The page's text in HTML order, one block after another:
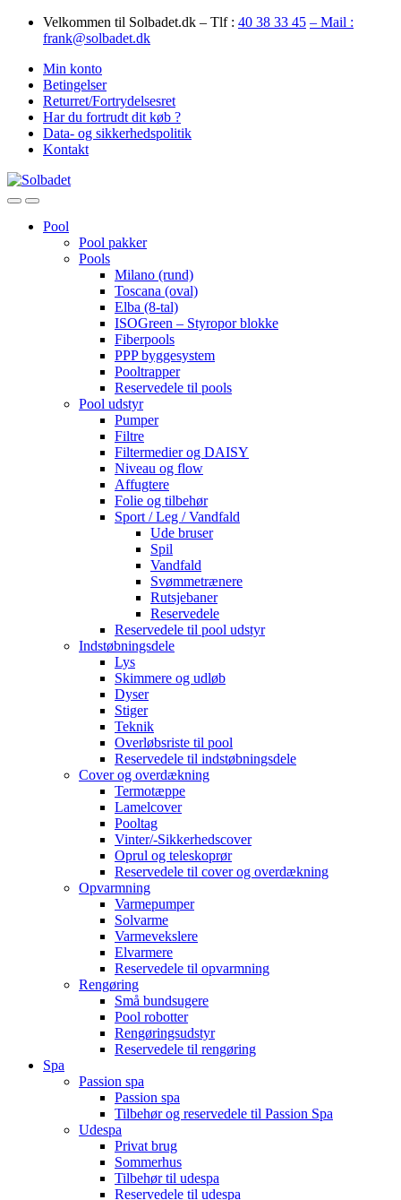
Skip
Skip
Velkommen til Solbadet.dk – Tlf : 40 38 33 45 – Mail :
frank@solbadet.dk
Min konto
Betingelser
Returret/Fortrydelsesret
Har du fortrudt dit køb ?
Data- og sikkerhedspolitik
Kontakt
OpenClose
Pool
Pool pakker
Pools
Milano (rund)
Toscana (oval)
Elba (8-tal)
ISOGreen – Styropor blokke
Fiberpools
PPP byggesystem
Pooltrapper
Reservedele til pools
Pool udstyr
Pumper
Filtre
Filtermedier og DAISY
Niveau og flow
Affugtere
Folie og tilbehør
Sport / Leg / Vandfald
Ude bruser
Spil
Vandfald
Svømmetrænere
Rutsjebaner
Reservedele
Reservedele til pool udstyr
Indstøbningsdele
Lys
Skimmere og udløb
Dyser
Stiger
Teknik
Overløbsriste til pool
Reservedele til indstøbningsdele
Cover og overdækning
Termotæppe
Lamelcover
Pooltag
Vinter/-Sikkerhedscover
Oprul og teleskoprør
Reservedele til cover og overdækning
Opvarmning
Varmepumper
Solvarme
Varmevekslere
Elvarmere
Reservedele til opvarmning
Rengøring
Små bundsugere
Pool robotter
Rengøringsudstyr
Reservedele til rengøring
Spa
Passion spa
Passion spa
Tilbehør og reservedele til Passion Spa
Udespa
Privat brug
Sommerhus
Tilbehør til udespa
Reservedele til udespa